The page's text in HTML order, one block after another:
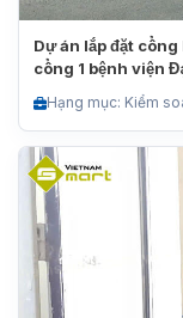
Dự án lắp đặt
cổng 1 bệnh viện
Hạng mục: Kiểm